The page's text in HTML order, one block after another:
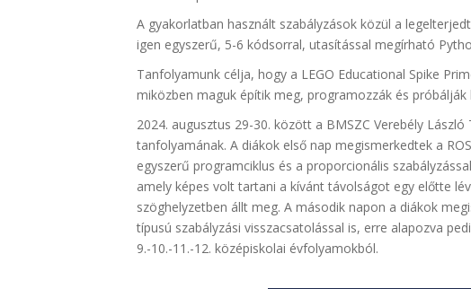
A gyakorlatban használt szabályzások közül a
igen egyszerű, 5-6 kódsorral, utasítással megírható
Tanfolyamunk célja, hogy a LEGO Educational Spike
miközben maguk építik meg, programozzák és
2024. augusztus 29-30. között a BMSZC Verebély
tanfolyamának. A diákok első nap megismerkedtek a
egyszerű programciklus és a proporcionális
amely képes volt tartani a kívánt távolságot egy előtte
szöghelyzetben állt meg. A második napon a diákok
típusú szabályzási visszacsatolással is, erre alapozva
9.-10.-11.-12. középiskolai évfolyamokból.